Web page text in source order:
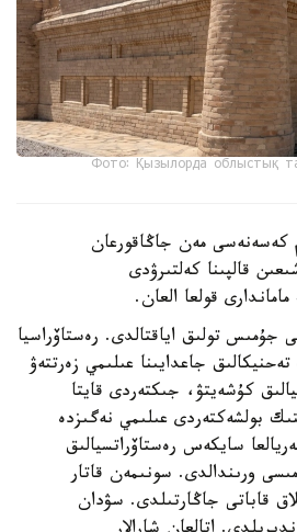
Фото: Қызылорда облыстық
كەسەنەسى مەن جاڭاقورعان
قالپىنا كەلتىرۋدى
قولعا العان.
جۇمىس تولىق اياقتالدى. رەستاۆراسيا
جاعدايىنا عىلىمي زەرتتەۋ
كۇشەيتۋ، جىكتەردى قايتا
بولشەكتەردى عىلىمي نەگىزدە
سايكەس رەستاۆراتسيالىق
ورىندالدى. سونىمەن قاتار
قاباتى جاڭارتىلدى. سۋدان